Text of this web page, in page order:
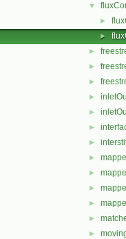
▼
►
►
►
►
►
►
►
►
►
►
►
►
►
►
►